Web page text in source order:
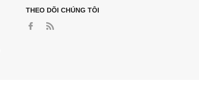
THEO DÕI CHÚNG TÔI